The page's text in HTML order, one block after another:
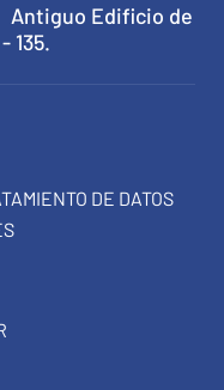
Edificio de
135.
DE DATOS